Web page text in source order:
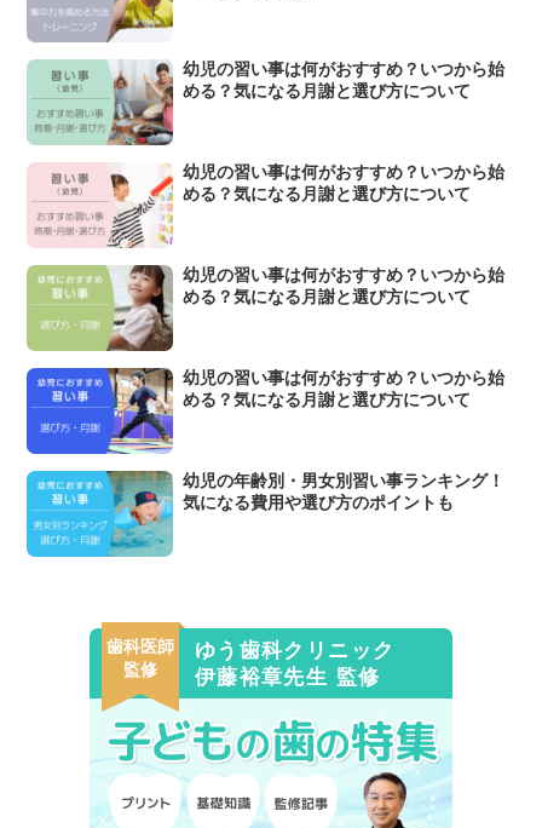
幼児の習い事は何がおすすめ？いつから始
める？気になる月謝と選び方について
幼児の習い事は何がおすすめ？いつから始
める？気になる月謝と選び方について
幼児の習い事は何がおすすめ？いつから始
める？気になる月謝と選び方について
幼児の習い事は何がおすすめ？いつから始
める？気になる月謝と選び方について
幼児の年齢別・男女別習い事ランキング！
気になる費用や選び方のポイントも
歯科医師
監修
ゆう歯科クリニック
伊藤裕章先生 監修